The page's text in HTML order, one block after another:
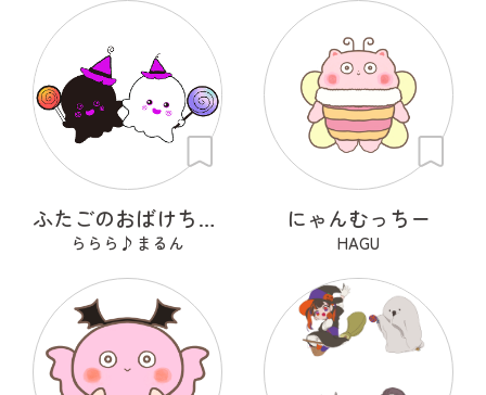
ふたごのおばけちゃん！くろんとしろん
ららら♪まるん
にゃんむっちー
HAGU